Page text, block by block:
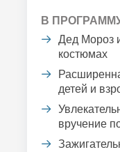
В
Дед Мороз
костюмах
детей и
вручение